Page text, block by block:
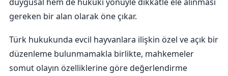
duygusal hem de hukuki yönüyle dikkatle ele alınması
gereken bir alan olarak öne çıkar.
Türk hukukunda evcil hayvanlara ilişkin özel ve açık bir
düzenleme bulunmamakla birlikte, mahkemeler
somut olayın özelliklerine göre değerlendirme